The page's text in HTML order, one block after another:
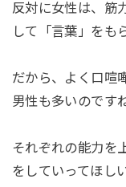
反対に女性は、筋
して「言葉」をも
だから、よく口喧
男性も多いのです
それぞれの能力を
をしていってほし